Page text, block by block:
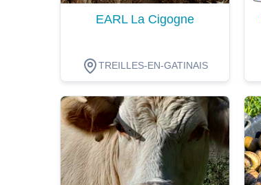
EARL La Cigogne
TREILLES-EN-GATINAIS
Dégustation